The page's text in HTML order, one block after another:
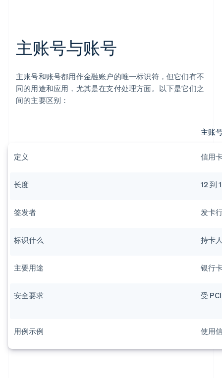
主账号与账号
主账号和账号都用作金融账户的唯一标识符，但它们有不
同的用途和应用，尤其是在支付处理方面。以下是它们之
间的主要区别：
主账
定义 信用
长度 12 到
签发者 发卡
标识什么 持卡
主要用途 银行
安全要求 受
用例示例 使用